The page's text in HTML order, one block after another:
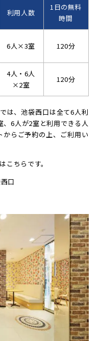
利用人数
1日の無料
時間
6人×3室 120分
4人・6人
×2室
120分
は、池袋西口は全て6人利
、6人が2室と利用できる人
からご予約の上、ご利用い
こちらです。